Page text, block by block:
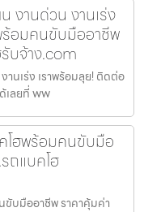
งานด่วน งานเร่ง
ร้อมคนขับมืออาชีพ
บจ้าง.com
นเร่ง เราพร้อมลุย! ติดต่อ
เลยที่ ww
โฮพร้อมคนขับมือ
ถแบคโฮ
บมืออาชีพ ราคาคุ้มค่า